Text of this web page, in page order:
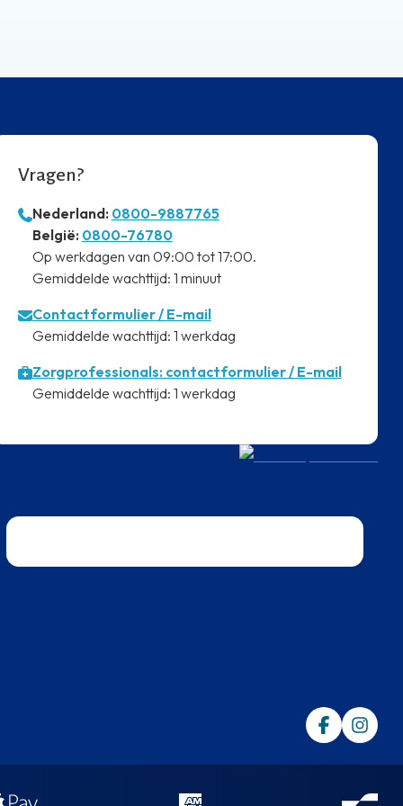
Vragen?
Nederland: 0800-9887765
⁠België: 0800-76780
⁠Op werkdagen van 09:00 tot 17:00.
⁠Gemiddelde wachttijd: 1 minuut
Contactformulier/ E-mail
⁠Gemiddelde wachttijd: 1 werkdag
Zorgprofessionals: contactformulier / E-mail
⁠Gemiddelde wachttijd: 1 werkdag